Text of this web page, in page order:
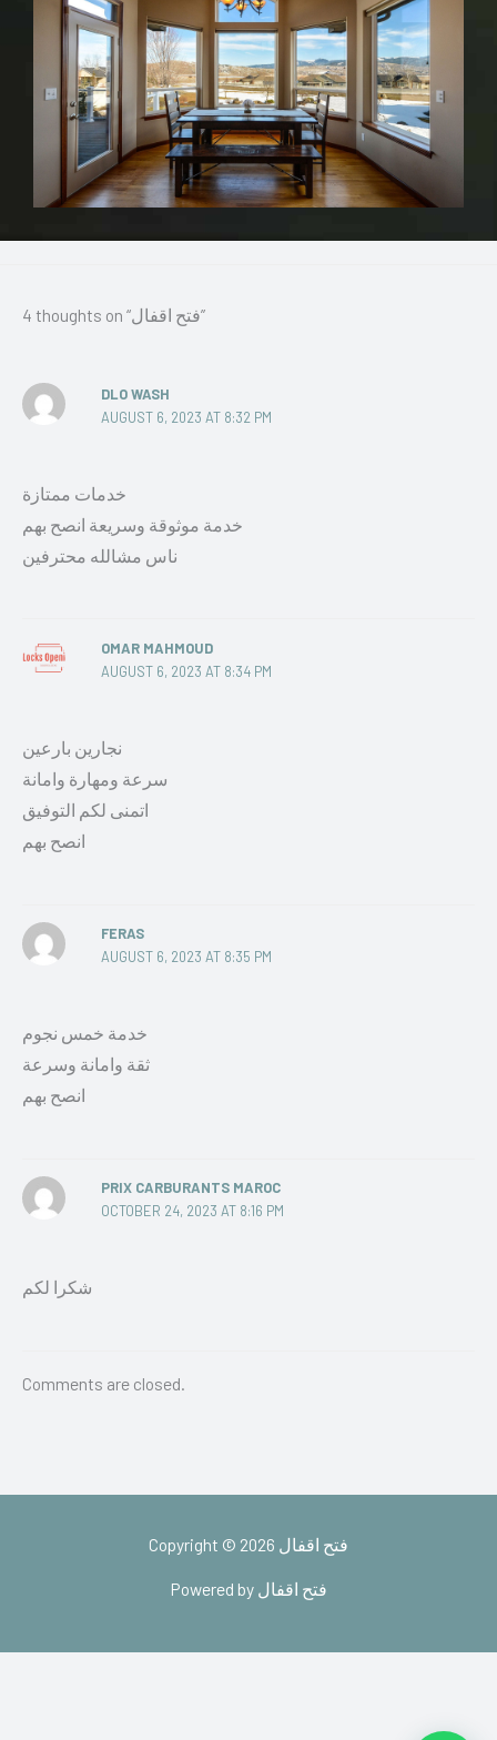
4 thoughts on “فتح اقفال”
DLO WASH
AUGUST 6, 2023 AT 8:32 PM
خدمات ممتازة
خدمة موثوقة وسريعة انصح بهم
ناس مشالله محترفين
OMAR MAHMOUD
AUGUST 6, 2023 AT 8:34 PM
نجارين بارعين
سرعة ومهارة وامانة
اتمنى لكم التوفيق
انصح بهم
FERAS
AUGUST 6, 2023 AT 8:35 PM
خدمة خمس نجوم
ثقة وامانة وسرعة
انصح بهم
PRIX CARBURANTS MAROC
OCTOBER 24, 2023 AT 8:16 PM
شكرا لكم
Comments are closed.
Copyright © 2026 فتح اقفال
Powered by فتح اقفال